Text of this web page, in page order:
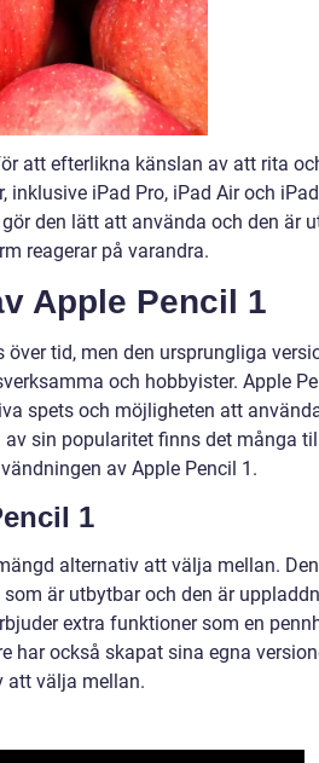
att efterlikna känslan av att rita
inklusive iPad Pro, iPad Air och
den lätt att använda och den är
reagerar på varandra.
Apple Pencil 1
tid, men den ursprungliga
och hobbyister. Apple
spets och möjligheten att
sin popularitet finns det många
av Apple Pencil 1.
1
alternativ att välja mellan. Den
är utbytbar och den är
extra funktioner som en
har också skapat sina egna
att välja mellan.